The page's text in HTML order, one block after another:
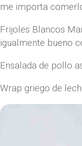
me importa
Frijoles Blancos
igualmente bueno
Ensalada de pollo
Wrap griego de